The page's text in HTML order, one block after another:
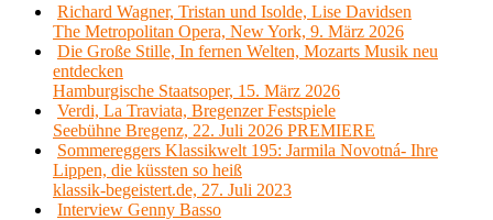
Richard Wagner, Tristan und Isolde, Lise Davidsen
The Metropolitan Opera, New York, 9. März 2026
Die Große Stille, In fernen Welten, Mozarts Musik neu
entdecken
Hamburgische Staatsoper, 15. März 2026
Verdi, La Traviata, Bregenzer Festspiele
Seebühne Bregenz, 22. Juli 2026 PREMIERE
Sommereggers Klassikwelt 195: Jarmila Novotná- Ihre
Lippen, die küssten so heiß
klassik-begeistert.de, 27. Juli 2023
Interview Genny Basso